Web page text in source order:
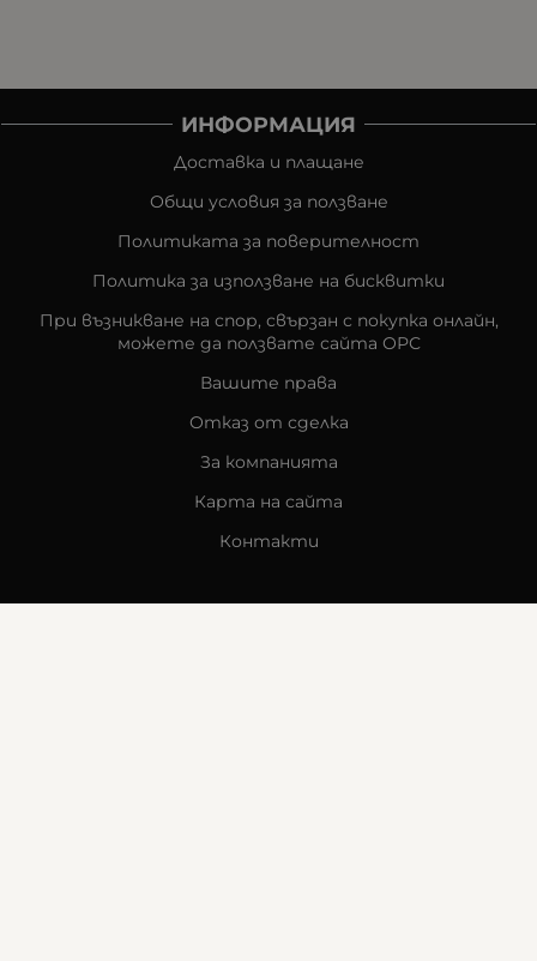
ИНФОРМАЦИЯ
Доставка и плащане
Общи условия за ползване
Политиката за поверителност
Политика за използване на бисквитки
При възникване на спор, свързан с покупка онлайн,
можете да ползвате сайта ОРС
Вашите права
Отказ от сделка
За компанията
Карта на сайта
Контакти